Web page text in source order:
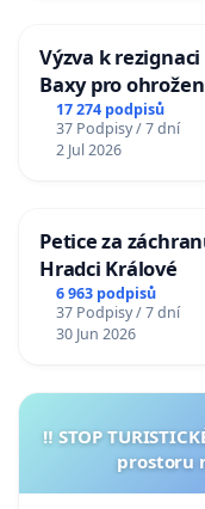
Výzva k rezignaci
Baxy pro
17 274 podpisů
37 Podpisy / 7 dní
2 Jul 2026
Petice za
Hradci Králové
6 963 podpisů
37 Podpisy / 7 dní
30 Jun 2026
‼️ STOP
prostoru